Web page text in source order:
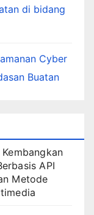
di bidang
Cyber
Buatan
API
Metode